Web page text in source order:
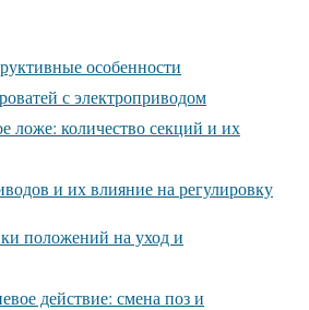
особенности
с электроприводом
ложе: количество секций и их
и их влияние на регулировку
положений на уход и
действие: смена поз и